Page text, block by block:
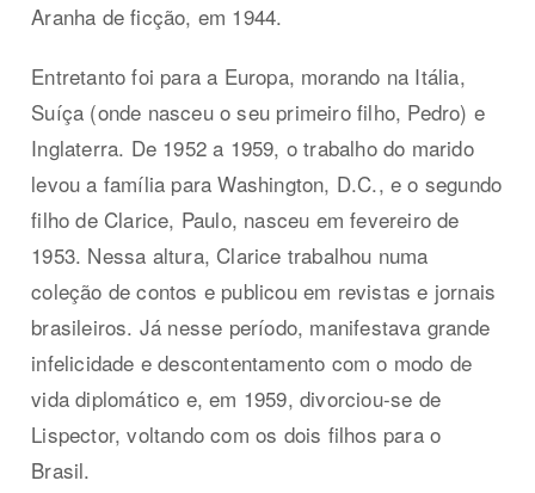
Aranha de ficção, em 1944.
Entretanto foi para a Europa, morando na Itália,
Suíça (onde nasceu o seu primeiro filho, Pedro) e
Inglaterra. De 1952 a 1959, o trabalho do marido
levou a família para Washington, D.C., e o segundo
filho de Clarice, Paulo, nasceu em fevereiro de
1953. Nessa altura, Clarice trabalhou numa
coleção de contos e publicou em revistas e jornais
brasileiros. Já nesse período, manifestava grande
infelicidade e descontentamento com o modo de
vida diplomático e, em 1959, divorciou-se de
Lispector, voltando com os dois filhos para o
Brasil.